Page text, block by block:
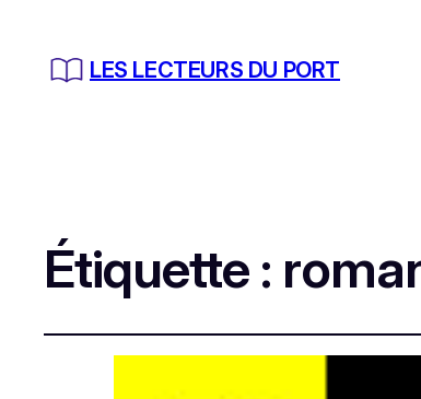
LES LECTEURS DU PORT
Étiquette :